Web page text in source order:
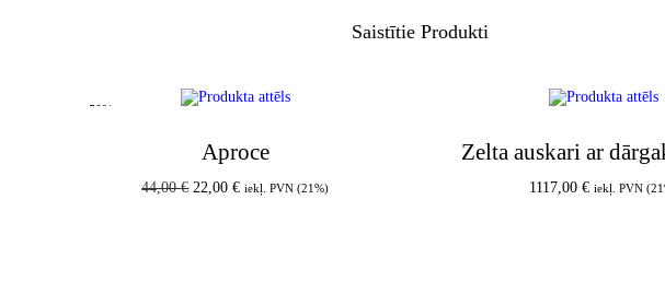
Saistītie Produkti
-50%
Aproce
44,00€ 22,00€ iekļ. PVN (21%)
Zelta auskari ar
1117,00 € iekļ. PVN